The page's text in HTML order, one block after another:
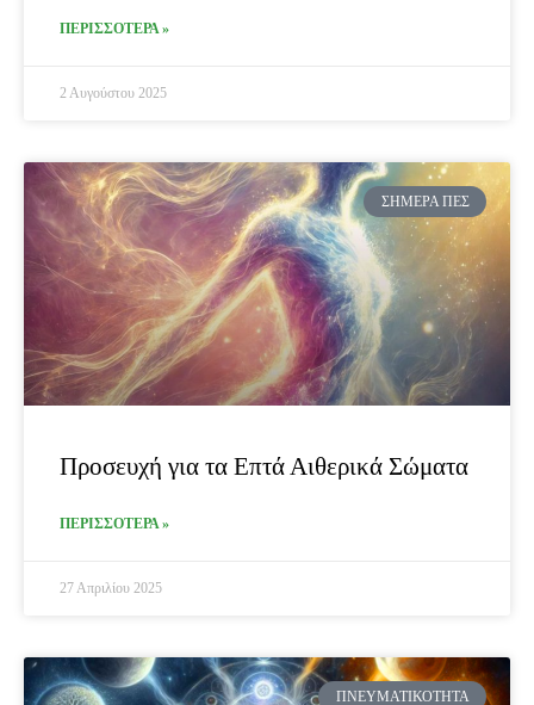
ΠΕΡΙΣΣΟΤΕΡΑ »
2 Αυγούστου 2025
ΣΉΜΕΡΑ ΠΕΣ
Προσευχή για τα Επτά Αιθερικά Σώματα
ΠΕΡΙΣΣΟΤΕΡΑ »
27 Απριλίου 2025
ΠΝΕΥΜΑΤΙΚΌΤΗΤΑ